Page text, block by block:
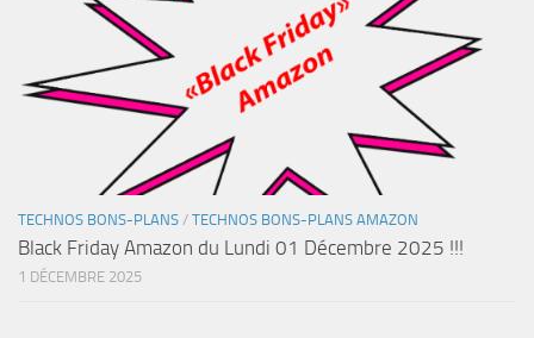
TECHNOS BONS-PLANS / TECHNOS BONS-PLANS AMAZON
Black Friday Amazon du Lundi 01 Décembre 2025 !!!
1 DÉCEMBRE 2025